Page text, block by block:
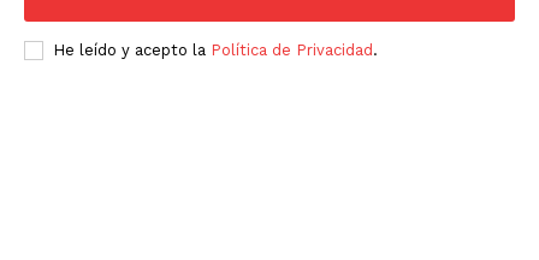
He leído y acepto la Política de Privacidad .